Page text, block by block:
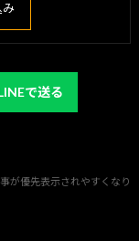
で送る
が優先表示されやすくなり